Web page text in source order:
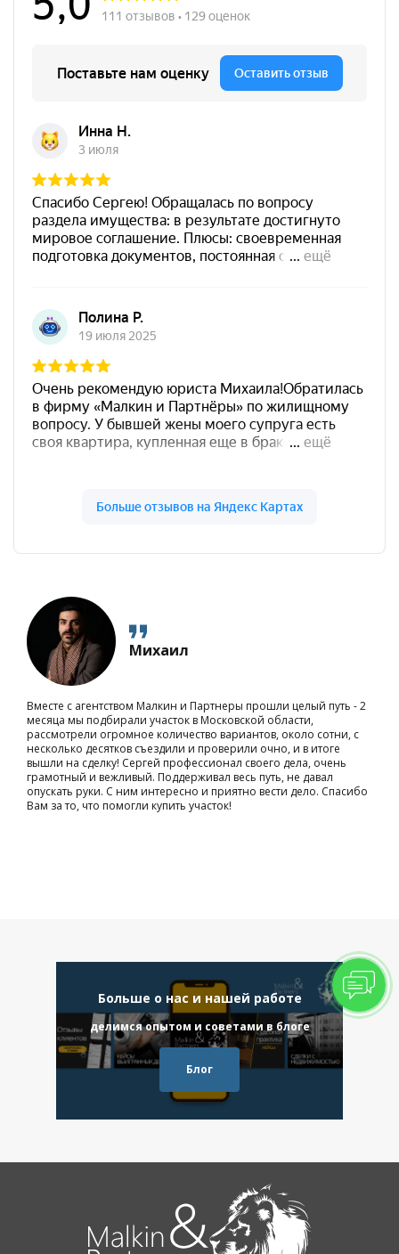
Михаил
Вместе с агентством Малкин и Партнеры прошли целый путь - 2
месяца мы подбирали участок в Московской области,
рассмотрели огромное количество вариантов, около сотни, с
несколько десятков съездили и проверили очно, и в итоге
вышли на сделку! Сергей профессионал своего дела, очень
грамотный и вежливый. Поддерживал весь путь, не давал
опускать руки. С ним интересно и приятно вести дело. Спасибо
Вам за то, что помогли купить участок!
Больше о нас и нашей работе
делимся опытом и советами в блоге
Блог